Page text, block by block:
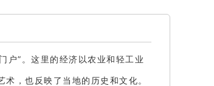
户”。这里的经济以农业和轻工业
，也反映了当地的历史和文化。